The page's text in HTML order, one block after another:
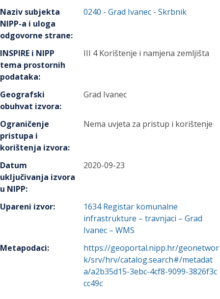
Naziv subjekta
NIPP-a i uloga
odgovorne strane:
0240 -Grad Ivanec - Skrbnik
INSPIRE i NIPP
tema prostornih
podataka:
III 4 Korištenje i namjena zemljišta
Geografski
obuhvat izvora:
Grad Ivanec
Ograničenje
pristupa i
korištenja izvora:
Nema uvjeta za pristup i korištenje
Datum
uključivanja izvora
u NIPP:
2020-09-23
Upareni izvor: 1634 Registar komunalne
infrastrukture – travnjaci – Grad
Ivanec – WMS
Metapodaci:
https://geoportal.nipp.hr/geonetwor
k/srv/hrv/catalog.search#/metadat
a/a2b35d15-3ebc-4cf8-9099-3826f3c
cc49c